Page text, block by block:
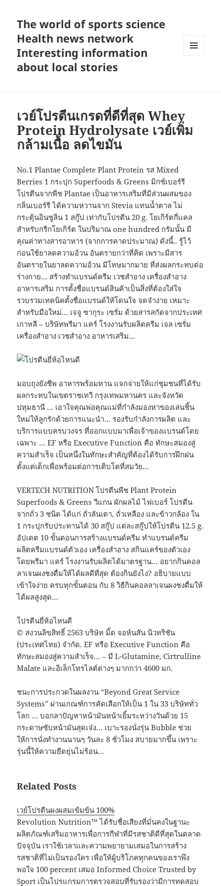
The world of sports science
Health news network
Interesting information
about local stories
เวย์โปรตีนเกรดที่ดีที่สุด Whey
Protein Hydrolysate เวย์เพิ่ม
กล้ามเนื้อ ลดไขมัน
No.1 Plantae Complete Plant Protein รส Mixed
Berries 1 กระปุก Superfoods & Greens มิกซ์เบอร์รี
โปรตีนจากพืช Plantae เป็นอาหารเสริมที่มีส่วนผสมของ
กลิ่นเบอร์รี ได้ความหวานจาก Stevia แทนน้ำตาล ไม่
กระตุ้นอินซูลิน 1 สกู๊ป เท่ากับโปรตีน 20 g. โยเกิร์ตกี่แคล
สำหรับกรีกโยเกิร์ต ในปริมาณ one hundred กรัมนั้น มี
คุณค่าทางสารอาหาร (จากการคาดประมาณ) ดังนี้.. รู้ไว้
ก่อนใช้ยาลดความอ้วน อันตรายกว่าที่คิด เพราะมีสาร
อันตรายในยาลดความอ้วน มีโทษมากมาย ที่ส่งผลกระทบต่อ
ร่างกาย… สร้างทำแบรนด์ครีม เวชสำอาง เครื่องสำอาง
อาหารเสริม การตั้งชื่อแบรนด์สินค้าเป็นสิ่งที่ต้องใส่ใจ
รวบรวมเทคนิคตั้งชื่อแบรนด์ให้โดนใจ จดจำง่าย เหมาะ
สำหรับมือใหม่… เจจู ซากุระ เซรั่ม ด้วยสารสกัดจากประเทศ
เกาหลี – บริษัทพรีมา แคร์ โรงงานรับผลิตครีม เจล เซรั่ม
เครื่องสำอาง เวชสำอาง อาหารเสริม…
มอบถุงยังชีพ อาหารพร้อมทาน แจกจ่ายให้แก่ชุมชนที่ได้รับ
ผลกระทบในเขตราชเทวี กรุงเทพมหานคร และจังหวัด
ปทุมธานี … เอาใจคุณพ่อคุณแม่ที่กำลังมองหาของเล่นชิ้น
ใหม่ให้ลูกรักด้วยการแนะนำ… รองรับกำลังการผลิต และ
บริการแบบครบวงจร ที่ออกแบบมาเพื่อเจ้าของแบรนด์โดย
เฉพาะ … EF หรือ Executive Function คือ ทักษะสมองสู่
ความสำเร็จ เป็นหนึ่งในทักษะสำคัญที่ต้องได้รับการฝึกฝน
ตั้งแต่เด็กเพื่อพร้อมต่อการเติบโตที่สมวัย…
VERTECH NUTRITION โปรตีนพืช Plant Protein
Superfoods & Greens วีแกน ผักผลไม้ ไฟเบอร์ โปรตีน
จากถั่ว 3 ชนิด ได้แก่ ถั่วลันเตา, ถั่วเหลือง และข้าวกล้อง ใน
1 กระปุกรับประทานได้ 30 สกู๊ป แต่ละสกู๊ปให้โปรตีน 12.5 g.
อัปเดต 10 ขั้นตอนการสร้างแบรนด์ครีม ทำแบรนด์ครีม
ผลิตครีมแบรนด์ตัวเอง เครื่องสำอาง สกินแคร์ของตัวเอง
โดยพรีมา แคร์ โรงงานรับผลิตได้มาตรฐาน… อยากกินคอล
ลาเจนผงชงดื่มให้ได้ผลดีที่สุด ต้องกินยังไง? อธิบายแบบ
เข้าใจง่าย ครบทุกขั้นตอน กับ 8 วิธีกินคอลลาเจนผงชงดื่มให้
ได้ผลสูงสุด…
โปรตีนยี่ห้อไหนดี
© สงวนลิขสิทธิ์ 2563 บริษัท มิ้ด จอห์นสัน นิวทริชัน
(ประเทศไทย) จำกัด. EF หรือ Executive Function คือ
ทักษะสมองสู่ความสำเร็จ… – มี L-Glutamine, Cirtrulline
Malate และอิเล็กโทรไลต์ต่างๆ มากกว่า 4600 มก.
ชนะการประกวดในผลงาน “Beyond Great Service
Systems” ผ่านเกณฑ์การคัดเลือกให้เป็น 1 ใน 33 บริษัททั่ว
โลก … บอกลาปัญหาหน้ามันหน้าเยิ้มระหว่างวันด้วย 15
กระดาษซับหน้ามันสุดเจ๋ง… เบาะรองนั่งรุ่น Bubble ช่วย
ให้การนั่งทำงานนานๆ วันละ 8 ชั่วโมง สบายมากขึ้น เพราะ
รุ่นนี้ให้ความยืดยุ่นไม่ร้อน…
Related Posts
เวย์โปรตีนผงผสมเข้มข้น 100%
Revolution Nutrition™ ได้รับชื่อเสียงที่มั่นคงในฐานะ
ผลิตภัณฑ์เสริมอาหารเพื่อการกีฬาที่มีรสชาติดีที่สุดในตลาด
ปัจจุบัน เราใช้เวลาและความพยายามเสมอในการสร้าง
รสชาติที่ไม่เป็นรองใคร เพื่อให้ผู้บริโภคทุกคนของเราพึง
พอใจ 100 percent เสมอ Informed Choice Trusted by
Sport เป็นโปรแกรมการตรวจสอบที่รับรองว่ามีการทดสอบ